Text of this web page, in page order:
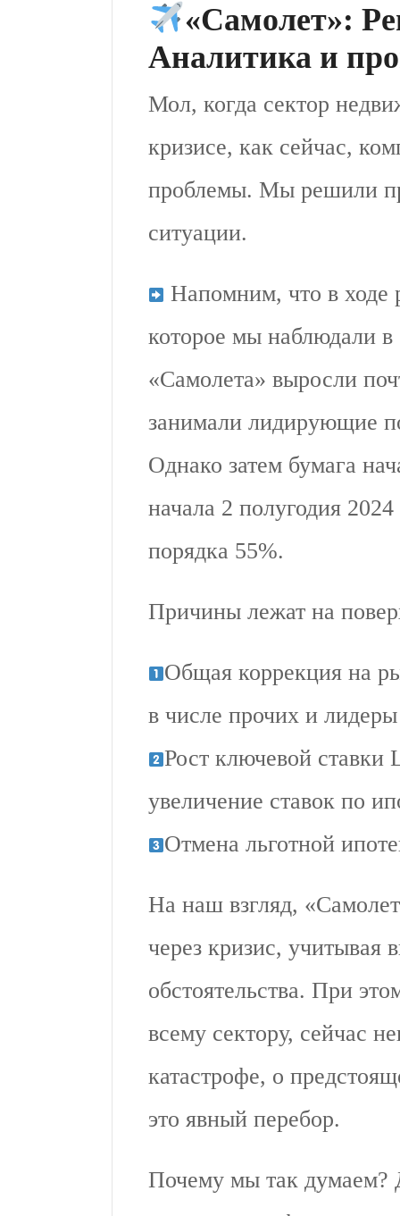
«Самолет»:
Аналитика и
Мол, когда сектор
кризисе, как сейчас,
проблемы. Мы решили
ситуации.
Напомним, что в ходе
которое мы наблюдали в
«Самолета» выросли
занимали лидирующие
Однако затем бумага
начала 2 полугодия
порядка 55%.
Причины лежат на
Общая коррекция на
в числе прочих и
Рост ключевой ставки
увеличение ставок по
Отмена льготной
На наш взгляд,
через кризис, учитывая
обстоятельства. При
всему сектору, сейчас
катастрофе, о
это явный перебор.
Почему мы так думаем?